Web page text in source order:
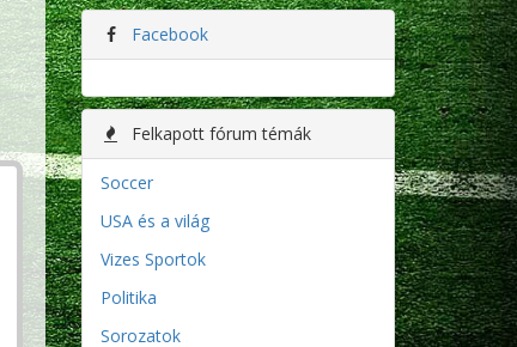
Facebook
Felkapott fórum témák
Soccer
USA és a világ
Vizes Sportok
Politika
Sorozatok